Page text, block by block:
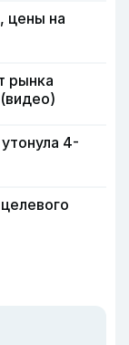
цены на
рынка
4-